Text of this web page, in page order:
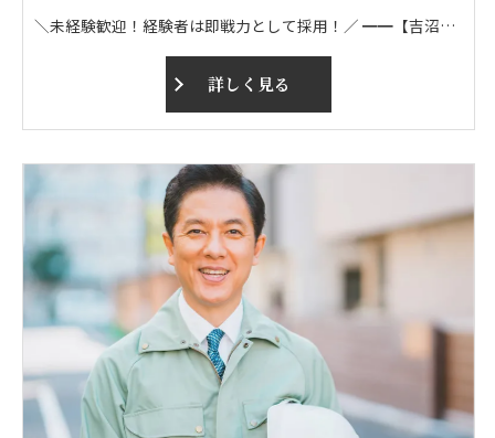
＼未経験歓迎！経験者は即戦力として採用！／ ━━【吉沼土木ってこんなトコ】━━ ▶1980年創業の土木建設会社！ ▶道路舗装や宅地造成、外構工事などに対応！ ▶大手ゼネコンと直接契約あり！仕事量安定！ ▶20代～60代まで幅広い年代が活躍中！ ▶現場は県内！直行直帰OK＆残業少なめ！ ━━━━【必見ポイント】━━━━ ◎事業拡大に伴う募集⇨安定した環境あり！ ◎ほとんどのスタッフが未経験スタート！ ◎昇給＆寸志年2回！頑張りは給与で還元！ ◎各種手当＆福利厚生充実！ ◎各種資格取得支援制度あり！ ≪仕事内容≫ 現場技術者として、各現場において様々な作業を進めていきます！ ▷▷自分のペースでステップアップ！ 未経験の方は現場作業員からスタート！ 頼れる先輩がイチから丁寧に教えるので、安心してチャレンジしてくださいね♪ 経験をお持ちの方は、即戦力として歓迎！
詳しく見る